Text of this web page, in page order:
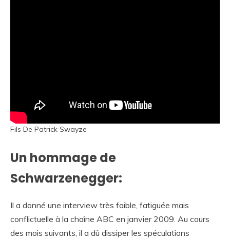
Fils De Patrick Swayze
Un hommage de
Schwarzenegger:
Il a donné une interview très faible, fatiguée mais
conflictuelle à la chaîne ABC en janvier 2009. Au cours
des mois suivants, il a dû dissiper les spéculations